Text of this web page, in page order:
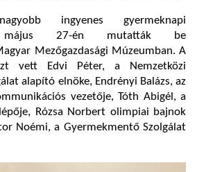
ingyenes gyermeknapi
május 27-én mutatták be
Mezőgazdasági Múzeumban. A
vett Edvi Péter, a Nemzetközi
alapító elnöke, Endrényi Balázs, az
vezetője, Tóth Abigél, a
Rózsa Norbert olimpiai bajnok
Noémi, a Gyermekmentő Szolgálat